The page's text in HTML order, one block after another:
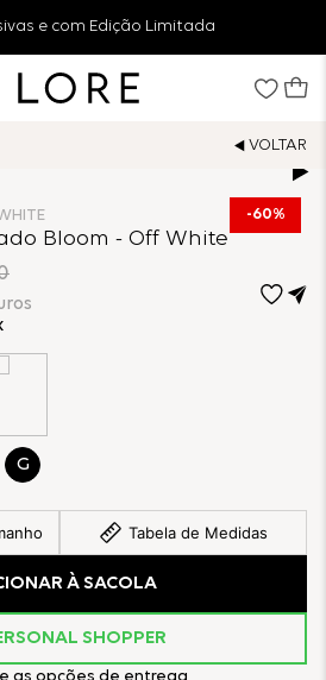
e com Edição Limitada
60%
Bloom - Off White
G
Tabela de Medidas
À SACOLA
SHOPPER